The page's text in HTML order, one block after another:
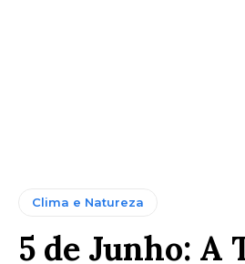
Clima e Natureza
5 de Junho: A